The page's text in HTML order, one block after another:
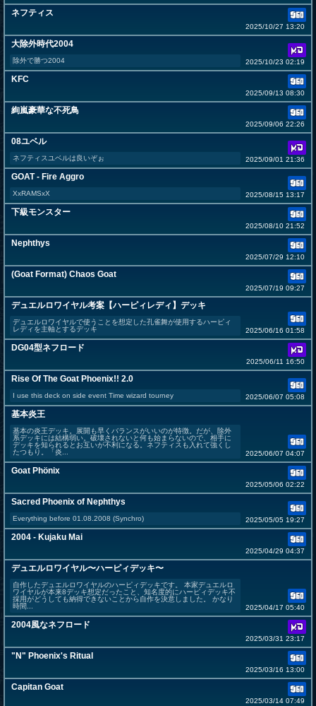
ネフティス
2025/10/27 13:20
大除外時代2004
除外で勝つ2004 2025/10/23 02:19
KFC
2025/09/13 08:30
絢嵐豪華な不死鳥
2025/09/06 22:26
08ユベル
ネフティスユベルは良いぞぉ 2025/09/01 21:36
GOAT - Fire Aggro
XxRAMSxX 2025/08/15 13:17
下級モンスター
2025/08/10 21:52
Nephthys
2025/07/29 12:10
(Goat Format) Chaos Goat
2025/07/19 09:27
デュエルロワイヤル考案【ハーピィレディ】デッキ
デュエルロワイヤルで使うことを想定した孔雀舞が使用するハーピィ
レディを主軸とするデッキ
2025/06/16 01:58
DG04型ネフロード
2025/06/11 16:50
Rise Of The Goat Phoenix!! 2.0
I use this deck on side event Time wizard tourney 2025/06/07 05:08
基本炎王
基本の炎王デッキ。展開も早くバランスがいいのが特徴。だが、除外
系デッキには結構弱い。破壊されないと何も始まらないので、相手に
デッキを知られるとお互いが不利になる。ネフティスも入れて強くし
たつもり。「炎...
2025/06/07 04:07
Goat Phönix
2025/05/06 02:22
Sacred Phoenix of Nephthys
Everything before 01.08.2008 (Synchro) 2025/05/05 19:27
2004 - Kujaku Mai
2025/04/29 04:37
デュエルロワイヤル〜ハーピィデッキ〜
自作したデュエルロワイヤルのハーピィデッキです。 本家デュエルロ
ワイヤルが本来8デッキ想定だったこと、知名度的にハーピィデッキ不
採用がどうしても納得できないことから自作を決意しました。 かなり
時間...
2025/04/17 05:40
2004風なネフロード
2025/03/31 23:17
"N" Phoenix's Ritual
2025/03/16 13:00
Capitan Goat
2025/03/14 07:49